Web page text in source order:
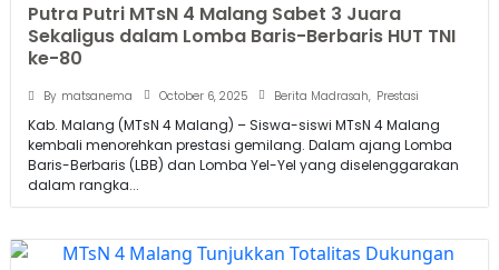
Putra Putri MTsN 4 Malang Sabet 3 Juara
Sekaligus dalam Lomba Baris-Berbaris HUT TNI
ke-80
By matsanema October 6, 2025 Berita Madrasah, Prestasi
Kab. Malang (MTsN 4 Malang) – Siswa-siswi MTsN 4 Malang
kembali menorehkan prestasi gemilang. Dalam ajang Lomba
Baris-Berbaris (LBB) dan Lomba Yel-Yel yang diselenggarakan
dalam rangka...